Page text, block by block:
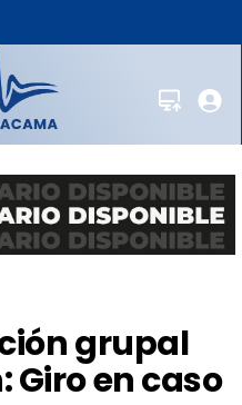
grupal
Giro en caso